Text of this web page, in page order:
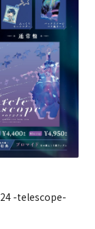
-telescope-